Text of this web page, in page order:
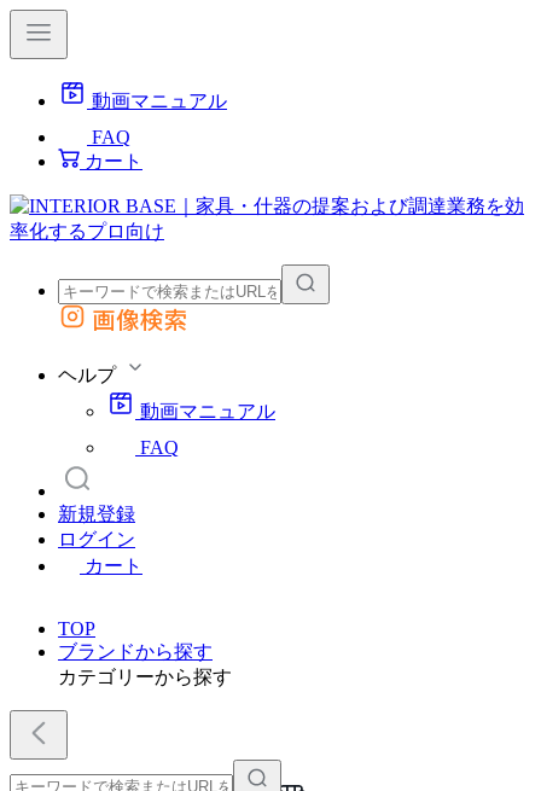
動画マニュアル
FAQ
カート
外部サイトの商品をカートに追加
画像検索
ヘルプ
動画マニュアル
FAQ
新規登録
ログイン
カート
TOP
ブランドから探す
カテゴリーから探す